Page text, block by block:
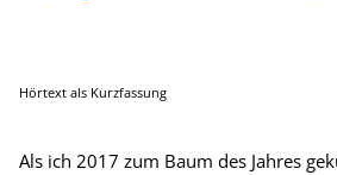
Hörtext als Kurzfassung
Als ich 2017 zum Baum des Jahres